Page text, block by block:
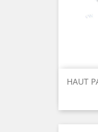
HAUT